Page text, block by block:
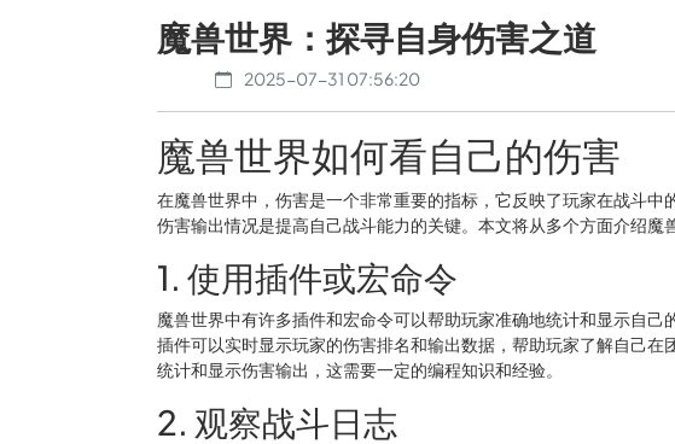
魔兽世界：探寻自身伤害之道
2025-07-31 07:56:20
魔兽世界如何看自己的伤害
在魔兽世界中，伤害是一个非常重要的指标，它反映了玩家在战斗中
伤害输出情况是提高自己战斗能力的关键。本文将从多个方面介绍魔
1. 使用插件或宏命令
魔兽世界中有许多插件和宏命令可以帮助玩家准确地统计和显示自
插件可以实时显示玩家的伤害排名和输出数据，帮助玩家了解自己
统计和显示伤害输出，这需要一定的编程知识和经验。
2. 观察战斗日志